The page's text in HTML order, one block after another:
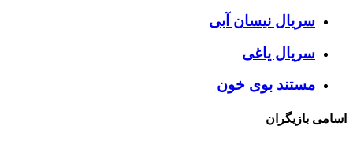
سریال نیسان آبی
سریال یاغی
مستند بوی خون
اسامی بازیگران